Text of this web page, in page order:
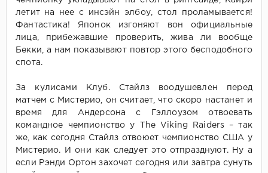
летит на нее с инсэйн элбоу, стол проламывается!
Фантастика! Японок изгоняют вон официальные
лица, прибежавшие проверить, жива ли вообще
Бекки, а нам показывают повтор этого бесподобного
спота.
За кулисами Клуб. Стайлз воодушевлен перед
матчем с Мистерио, он считает, что скоро настанет и
время для Андерсона с Гэллоузом отвоевать
командное чемпионство у The Viking Raiders – так
же, как сегодня Стайлз отвоюет чемпионство США у
Мистерио. И они как следует это отпразднуют. Ну а
если Рэнди Ортон захочет сегодня или завтра сунуть